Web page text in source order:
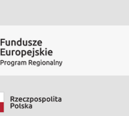
2020-05-19 18:48:16.354